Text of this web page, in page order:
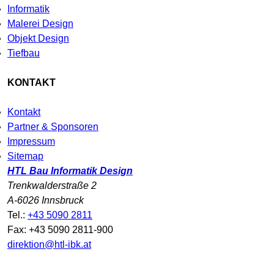
Informatik
Malerei Design
Objekt Design
Tiefbau
KONTAKT
Kontakt
Partner & Sponsoren
Impressum
Sitemap
HTL Bau Informatik Design
Trenkwalderstraße 2
A-6026 Innsbruck
Tel.: +43 5090 2811
Fax: +43 5090 2811-900
direktion@htl-ibk.at